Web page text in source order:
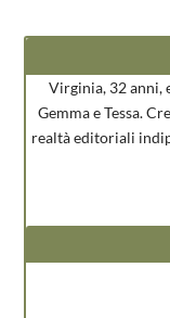
Virginia, 32 anni,
Gemma e Tessa.
realtà editoriali